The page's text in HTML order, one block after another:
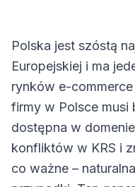
Polska jest szóstą
Europejskiej i ma
rynków e-
firmy w Polsce musi
dostępna w
konfliktów w KRS i
co ważne –